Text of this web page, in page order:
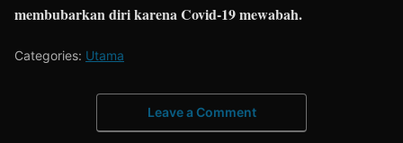
membubarkan diri karena Covid-19 mewabah.
Categories: Utama
Leave a Comment